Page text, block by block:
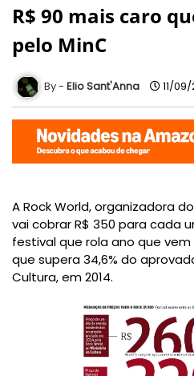
R$ 90 mais caro
pelo MinC
Elio Sant'Anna 11/
A Rock World, organizadora
vai cobrar R$ 350 para cada
festival que rola ano que vem
que supera 34,6% do
Cultura, em 2014.